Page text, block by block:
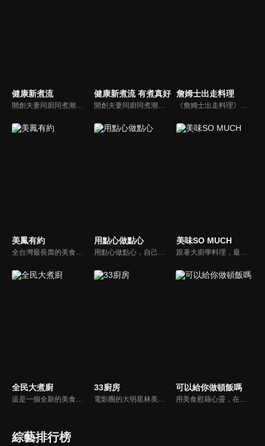
健康新煮流
開創夫妻同廚同煮潮流的KC夫婦，繼《健康醫食代》後，走出攝影棚，帶大家全台走透透，發掘上帝賞賜的美味食材，內容融合新加坡南洋風和客家純樸味，加上台灣獨特的閩南風情，互相激盪交織出的火花，打造出獨一無二的美食節目。
健康新煮流 有煮真好
開創夫妻同廚同煮潮流的KC夫婦，繼《健康醫食代》後，走出攝影棚，帶大家全台走透透，發掘上帝賞賜的美味食材，內容融合新加坡南洋風和客家純樸味，加上台灣獨特的閩南風情，互相激盪交織出的火花，打造出獨一無二的美食節目。
詹姆士出走料理
《詹姆士出走料理》以尋找詹姆士私廚菜單為節目主軸，為了尋找記憶中的美味料理，詹姆士將帶領大家探索市場，品嘗在地美味、尋訪料理達人，並在節目中展現特殊食材的處理方式、嘗試新的醬料或是新的料理作法，製作創意料理(料理教學)，最後在節目片尾時作出一道『詹姆士創意料理』。
美鳳有約
全台灣最長壽的美食節目《美鳯有約》魅力百分百！長達15年的播出時間，總是陪伴著許多婆婆媽媽們渡過一個輕鬆愉快的時光，精采內容您絕對不可錯過喔！
用點心做點心
用點心做點心，自己動手最開心！全台唯一以點心烘焙為主題的電視節目，邀請熱愛烘焙料理的你/妳，一起加入我們DIY各式各樣的點心。
美味SO MUCH
跟著大廚學料理，最強的料理小百科，美味SO MUCH！
全民大煮廚
這是一個全新的美食節目，將為您煮出台灣的好滋味，豐富、美味的畫面，傳遞「煮廚」對料理的用心，獨特的介紹方式，要你吃得更有創意、吃得更有趣！現今飲食已趨健康走向為主，「全民大煮廚」要用「輕食輕煙」讓你吃出健康與活力，並帶觀眾們從食材開始，想成為達人級的吃貨，走～我們從「煮」開始！
33廚房
電影圈的大明星林美秀首度跨足綜藝接主持棒，帶領駱進漢師傅以及黃景龍師傅大展廚藝與觀眾們一起美味上菜！
可以給你做頓飯嗎
用美食慰藉心靈，在飯桌上這個中國人最傳統的聊天場域打開素人物件心門；潛移默化地引出社會熱點話題，打造一檔有趣、有用、有意義的人文類真人秀。
綜藝排行榜